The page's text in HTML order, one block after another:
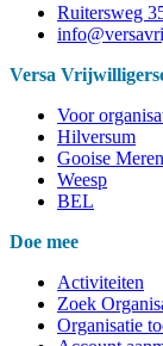
Ruitersweg
Versa
Voor
Hilversum
Gooise Meren
Weesp
BEL
Doe mee
Activiteiten
Zoek
Organisatie